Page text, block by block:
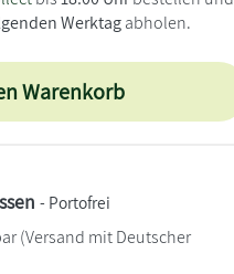
Werktagabholen.
Warenkorb
- Portofrei
(Versand mit Deutscher